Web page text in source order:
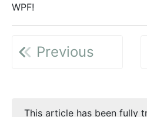
WPF!
Previous
This article has been fully